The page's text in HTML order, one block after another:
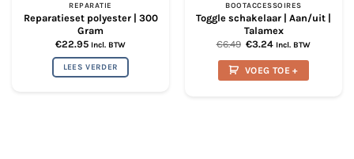
REPARATIE
Reparatieset polyester | 300
Gram
€22.95 Incl. BTW
LEES VERDER
BOOTACCESSOIRES
Toggle schakelaar | Aan/uit |
Talamex
€6.49 Oorspronkelijke
was:
€6.49.
€3.24Huidige
is:
€3.24.
Incl. BTW
VOEG TOE +